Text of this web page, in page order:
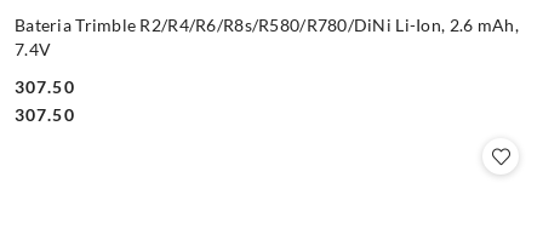
Bateria Trimble R2/R4/R6/R8s/R580/R780/DiNi Li-Ion, 2.6 mAh,
7.4V
Cena:
307.50
Cena:
307.50